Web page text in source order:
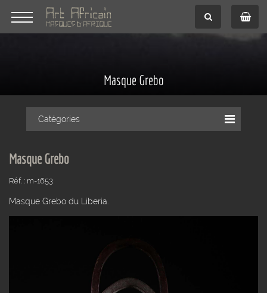
Masque Grebo
Catégories
Masque Grebo
Réf. : m-1653
Masque Grebo du Liberia.